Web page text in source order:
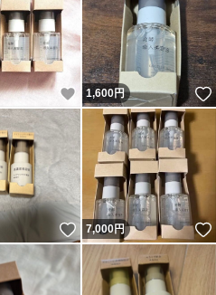
いいね！
1,600円
いいね！
7,000円